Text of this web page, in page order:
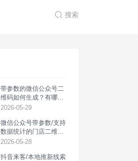
搜索
带参数的微信公众号二
维码如何生成？有哪些
用途？
2026-05-29
微信公众号带参数/支持
数据统计的门店二维码
如何生成？
2026-05-28
抖音来客/本地推新线索